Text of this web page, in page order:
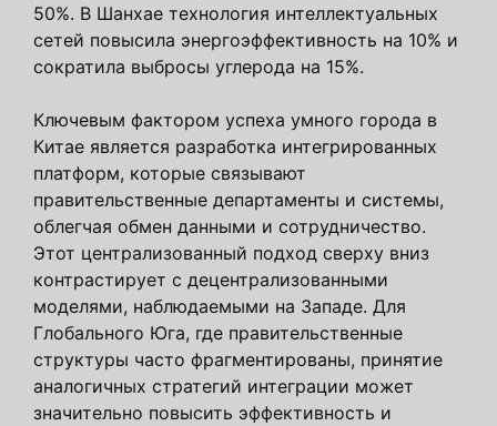
50%. В Шанхае технология интеллектуальных
сетей повысила энергоэффективность на 10% и
сократила выбросы углерода на 15%.
Ключевым фактором успеха умного города в
Китае является разработка интегрированных
платформ, которые связывают
правительственные департаменты и системы,
облегчая обмен данными и сотрудничество.
Этот централизованный подход сверху вниз
контрастирует с децентрализованными
моделями, наблюдаемыми на Западе. Для
Глобального Юга, где правительственные
структуры часто фрагментированы, принятие
аналогичных стратегий интеграции может
значительно повысить эффективность и